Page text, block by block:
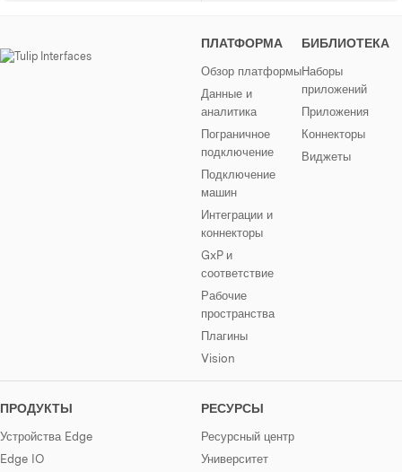
ПЛАТФОРМА
Обзор платформы
Данные и
аналитика
Пограничное
подключение
Подключение
машин
Интеграции и
коннекторы
GxP и
соответствие
Рабочие
пространства
Плагины
Vision
БИБЛИОТЕКА
Наборы
приложений
Приложения
Коннекторы
Виджеты
ПРОДУКТЫ
Устройства Edge
Edge IO
РЕСУРСЫ
Ресурсный центр
Университет